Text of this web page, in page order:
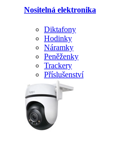
Nositelná elektronika
Diktafony
Hodinky
Náramky
Peněženky
Trackery
Příslušenství